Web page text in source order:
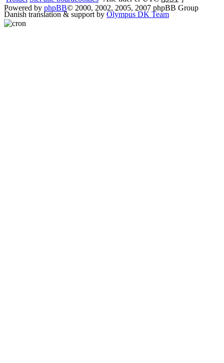
Powered by phpBB© 2000, 2002, 2005, 2007 phpBB Group
Danish translation & support by Olympus DK Team